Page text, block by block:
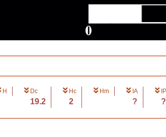
H Dc
19.2
Hc
2
Hm IA
?
IP
?